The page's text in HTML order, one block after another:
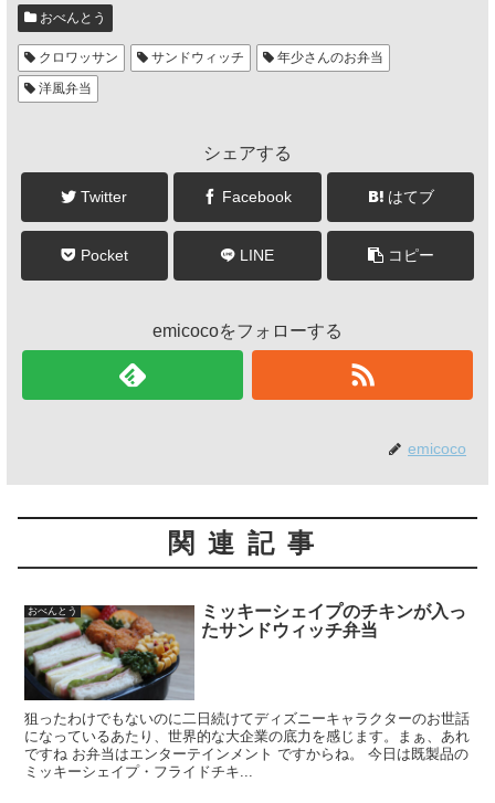
おべんとう
クロワッサン サンドウィッチ
年少さんのお弁当
洋風弁当
シェアする
Twitter Facebook はてブ
Pocket LINE コピー
emicocoをフォローする
emicoco
関連記事
おべんとう
ミッキーシェイプのチキンが入っ
たサンドウィッチ弁当
狙ったわけでもないのに二日続けてディズニーキャラクターのお世話
になっているあたり、世界的な大企業の底力を感じます。まぁ、あれ
ですね お弁当はエンターテインメント ですからね。 今日は既製品の
ミッキーシェイプ・フライドチキ...